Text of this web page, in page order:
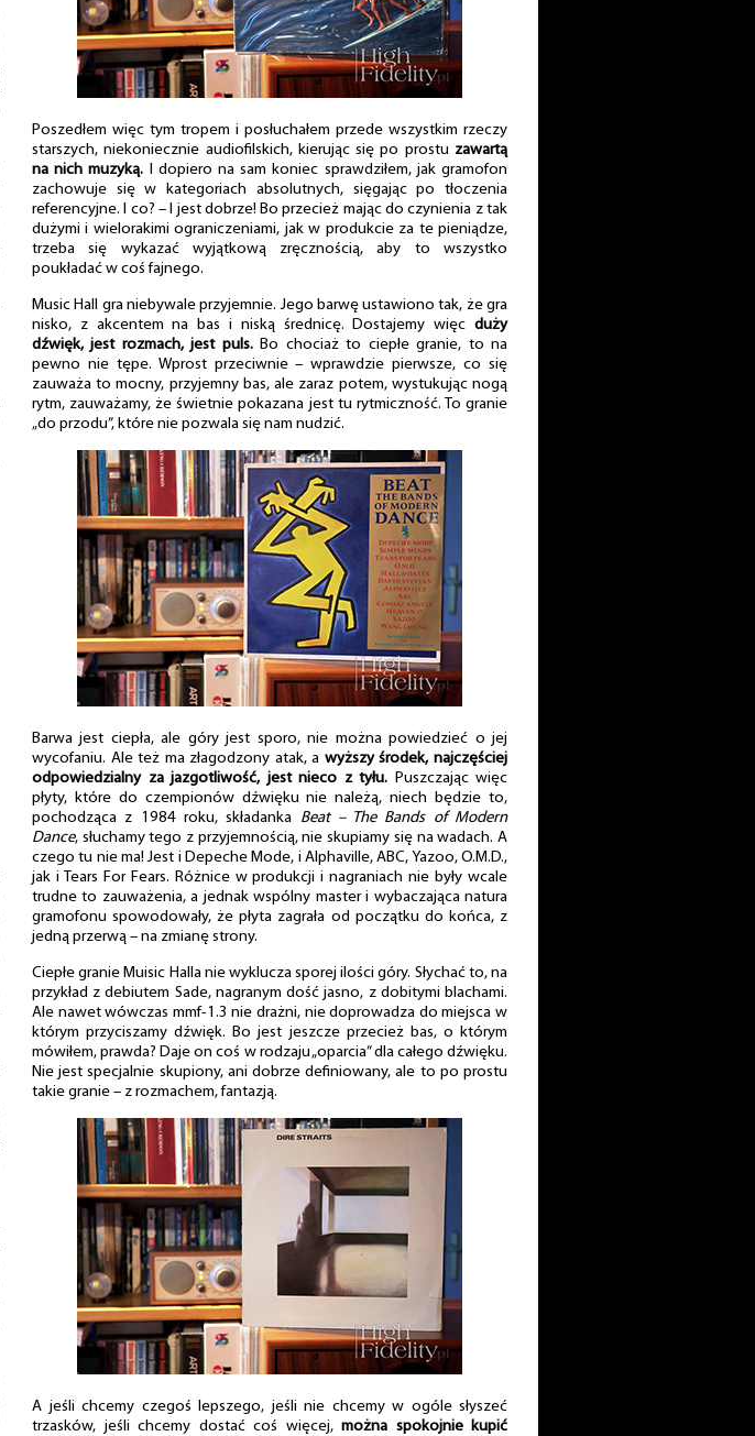
Poszedłem więc tym tropem i posłuchałem przede wszystkim rzeczy
starszych, niekoniecznie audiofilskich, kierując się po prostu zawartą
na nich muzyką. I dopiero na sam koniec sprawdziłem, jak gramofon
zachowuje się w kategoriach absolutnych, sięgając po tłoczenia
referencyjne. I co? – I jest dobrze! Bo przecież mając do czynienia z tak
dużymi i wielorakimi ograniczeniami, jak w produkcie za te pieniądze,
trzeba się wykazać wyjątkową zręcznością, aby to wszystko
poukładać w coś fajnego.
Music Hall gra niebywale przyjemnie. Jego barwę ustawiono tak, że gra
nisko, z akcentem na bas i niską średnicę. Dostajemy więc duży
dźwięk, jest rozmach, jest puls.Bo chociaż to ciepłe granie, to na
pewno nie tępe. Wprost przeciwnie – wprawdzie pierwsze, co się
zauważa to mocny, przyjemny bas, ale zaraz potem, wystukując nogą
rytm, zauważamy, że świetnie pokazana jest tu rytmiczność. To granie
„do przodu”, które nie pozwala się nam nudzić.
Barwa jest ciepła, ale góry jest sporo, nie można powiedzieć o jej
wycofaniu. Ale też ma złagodzony atak, a wyższy środek, najczęściej
odpowiedzialny za jazgotliwość, jest nieco z tyłu. Puszczając więc
płyty, które do czempionów dźwięku nie należą, niech będzie to,
pochodząca z 1984 roku, składanka Beat – The Bands of Modern
Dance, słuchamy tego z przyjemnością, nie skupiamy się na wadach. A
czego tu nie ma! Jest i Depeche Mode, i Alphaville, ABC, Yazoo, O.M.D.,
jak i Tears For Fears. Różnice w produkcji i nagraniach nie były wcale
trudne to zauważenia, a jednak wspólny master i wybaczająca natura
gramofonu spowodowały, że płyta zagrała od początku do końca, z
jedną przerwą – na zmianę strony.
Ciepłe granie Muisic Halla nie wyklucza sporej ilości góry. Słychać to, na
przykład z debiutem Sade, nagranym dość jasno, z dobitymi blachami.
Ale nawet wówczas mmf-1.3 nie drażni, nie doprowadza do miejsca w
którym przyciszamy dźwięk. Bo jest jeszcze przecież bas, o którym
mówiłem, prawda? Daje on coś w rodzaju „oparcia” dla całego dźwięku.
Nie jest specjalnie skupiony, ani dobrze definiowany, ale to po prostu
takie granie – z rozmachem, fantazją.
A jeśli chcemy czegoś lepszego, jeśli nie chcemy w ogóle słyszeć
trzasków, jeśli chcemy dostać coś więcej, można spokojnie kupić